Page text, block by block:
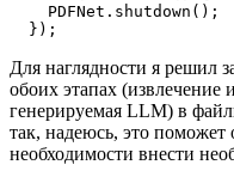
    PDFNet.shutdown();
  });
Для наглядности я решил
обоих этапах
генерируемая LLM) в
так, надеюсь, это
необходимости внести